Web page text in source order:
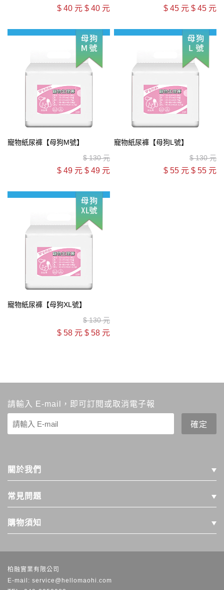
$ 40 元 $ 40 元 $ 45 元 $ 45 元
寵物紙尿褲【母狗M號】
$130 元
$ 49 元 $ 49 元
寵物紙尿褲【母狗L號】
$130 元
$ 55 元 $ 55 元
寵物紙尿褲【母狗XL號】
$130 元
$ 58 元 $ 58 元
請輸入 E-mail，即可訂閱或取消電子報
關於我們
常見問題
購物須知
柏融實業有限公司
E-mail: service@hellomaohi.com